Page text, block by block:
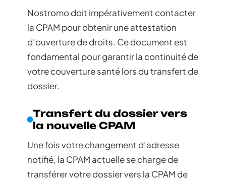
Nostromo doit impérativement contacter
la CPAM pour obtenir une attestation
d’ouverture de droits. Ce document est
fondamental pour garantir la continuité de
votre couverture santé lors du transfert de
dossier.
Transfert du dossier vers
la nouvelle CPAM
Une fois votre changement d’adresse
notifié, la CPAM actuelle se charge de
transférer votre dossier vers la CPAM de